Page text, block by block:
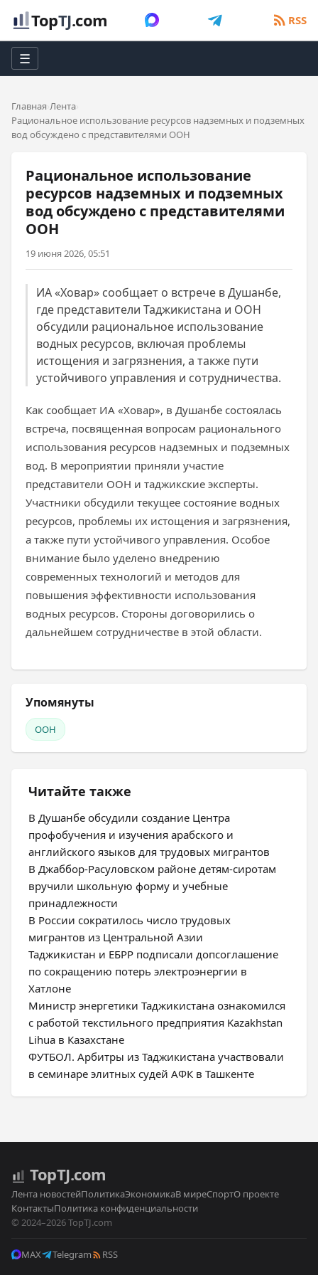
TopTJ.com RSS
☰
Главная Лента
Рациональное использование ресурсов надземных и подземных
вод обсуждено с представителями ООН
Рациональное использование
ресурсов надземных и подземных
вод обсуждено с представителями
ООН
19 июня 2026, 05:51
ИА «Ховар» сообщает о встрече в Душанбе,
где представители Таджикистана и ООН
обсудили рациональное использование
водных ресурсов, включая проблемы
истощения и загрязнения, а также пути
устойчивого управления и сотрудничества.
Как сообщает ИА «Ховар», в Душанбе состоялась
встреча, посвященная вопросам рационального
использования ресурсов надземных и подземных
вод. В мероприятии приняли участие
представители ООН и таджикские эксперты.
Участники обсудили текущее состояние водных
ресурсов, проблемы их истощения и загрязнения,
а также пути устойчивого управления. Особое
внимание было уделено внедрению
современных технологий и методов для
повышения эффективности использования
водных ресурсов. Стороны договорились о
дальнейшем сотрудничестве в этой области.
Упомянуты
ООН
Читайте также
В Душанбе обсудили создание Центра
профобучения и изучения арабского и
английского языков для трудовых мигрантов
В Джаббор-Расуловском районе детям-сиротам
вручили школьную форму и учебные
принадлежности
В России сократилось число трудовых
мигрантов из Центральной Азии
Таджикистан и ЕБРР подписали допсоглашение
по сокращению потерь электроэнергии в
Хатлоне
Министр энергетики Таджикистана ознакомился
с работой текстильного предприятия Kazakhstan
Lihua в Казахстане
ФУТБОЛ. Арбитры из Таджикистана участвовали
в семинаре элитных судей АФК в Ташкенте
TopTJ.com
Лента новостейПолитикаЭкономикаВ миреСпортО проекте
КонтактыПолитика конфиденциальности
© 2024–2026 TopTJ.com
MAX Telegram RSS